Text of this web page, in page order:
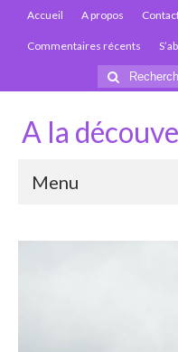
Accueil A propos
Commentaires récents
Rechercher
:
A la
Menu
Paludisme en